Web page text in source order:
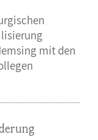
mit den